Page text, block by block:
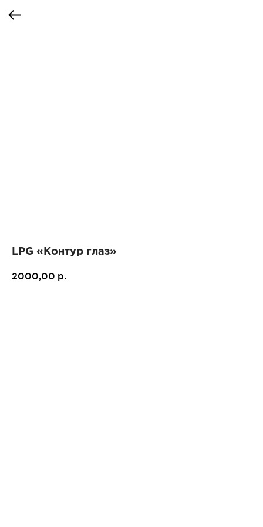
LPG «Контур глаз»
2000,00 р.